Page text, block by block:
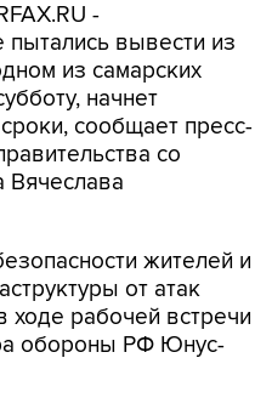
-
вывести из
из самарских
начнет
сообщает пресс-
со
Вячеслава
жителей и
от атак
ходе рабочей встречи
обороны РФ Юнус-